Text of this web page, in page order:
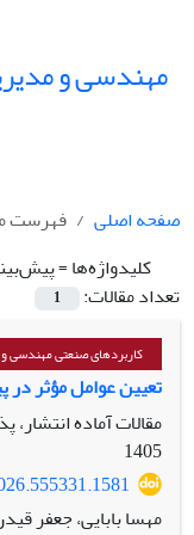
مهندسی و
صفحه اصلی
فهرست
کلیدواژه‌ها =
تعداد مقالات:
1
کاربردهای صنعتی مهندسی
تعیین عوامل مؤثر در
مقالات آماده انتشار،
1405
مهسا بابایی، جعفر